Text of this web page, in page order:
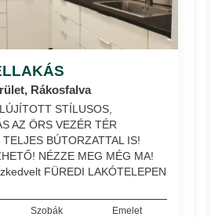
Rákosfalva
STÍLUSOS,
AZ ÖRS VEZÉR TÉR
BÚTORZATTAL IS!
NÉZZE MEG MÉG MA!
FÜREDI LAKÓTELEPEN
Szobák Emelet